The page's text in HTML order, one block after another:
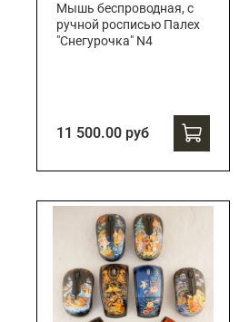
Мышь беспроводная, с
ручной росписью Палех
"Снегурочка" N4
11 500.00 руб